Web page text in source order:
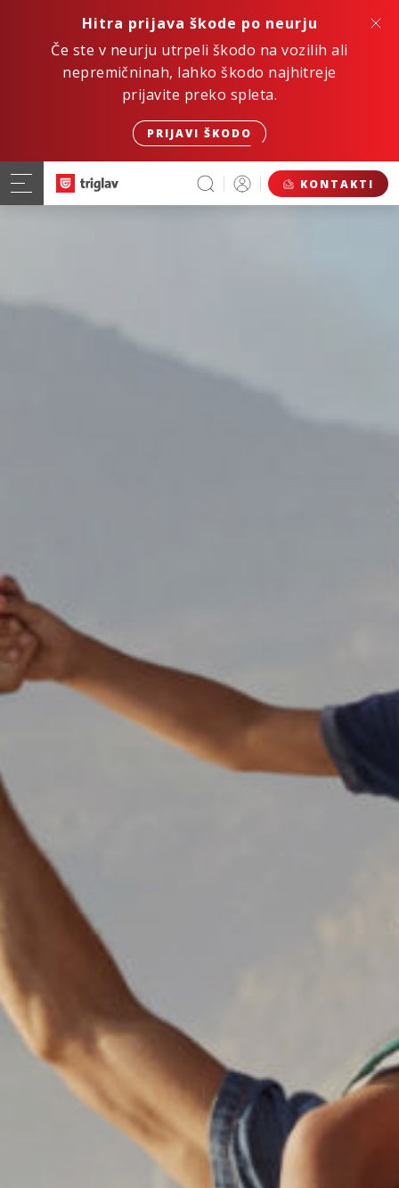
Hitra prijava škode po neurju
Če ste v neurju utrpeli škodo na vozilih ali
nepremičninah, lahko škodo najhitreje
prijavite preko spleta.
PRIJAVI ŠKODO
KONTAKTI